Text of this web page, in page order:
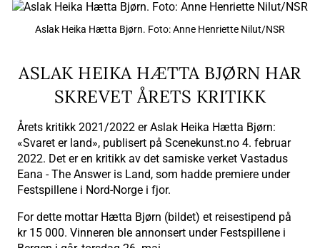
Aslak Heika Hætta Bjørn. Foto: Anne Henriette Nilut/NSR
ASLAK HEIKA HÆTTA BJØRN HAR
SKREVET ÅRETS KRITIKK
Årets kritikk 2021/2022 er Aslak Heika Hætta Bjørn:
«Svaret er land», publisert på Scenekunst.no 4. februar
2022. Det er en kritikk av det samiske verket Vastadus
Eana - The Answer is Land, som hadde premiere under
Festspillene i Nord-Norge i fjor.
For dette mottar Hætta Bjørn (bildet) et reisestipend på
kr 15 000. Vinneren ble annonsert under Festspillene i